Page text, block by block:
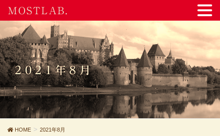
2021年8月
HOME 2021年8月
MOSTLAB.